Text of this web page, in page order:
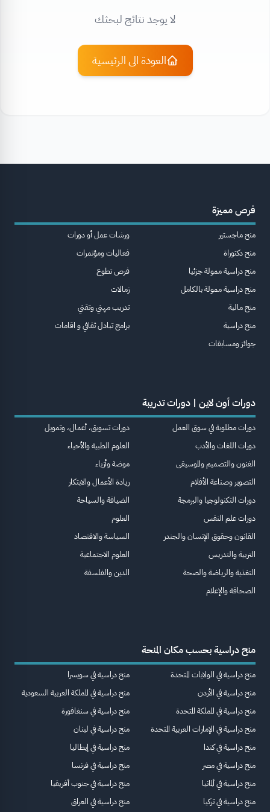
لا يوجد نتائج لبحثك
العودة الى الرئيسية
فرص مميزة
منح ماجستير
منح دكتوراة
منح دراسية ممولة جزئيا
منح دراسية ممولة بالكامل
منح مالية
منح دراسية
جوائز ومسابقات
ورشات عمل أو دورات
فعاليات ومؤتمرات
فرص تطوع
زمالات
تدريب مهني وتقني
برامج تبادل ثقافي و اقامات
دورات أون لاين | دورات تدريبة
دورات مطلوبة في سوق العمل
دورات اللغات والأدب
الفنون والتصميم والموسيقى
التصوير وصناعة الأفلام
دورات التكنولوجيا والبرمجة
دورات علم النفس
القانون وحقوق الإنسان والجندر
التربية والتدريس
التغذية والرياضة والصحة
الصحافة والإعلام
دورات تسويق، أعمال، وتمويل
العلوم الطبية والأحياء
موضة وأزياء
ريادة الأعمال والابتكار
الضيافة والسياحة
العلوم
السياسة والاقتصاد
العلوم الاجتماعية
الدين والفلسفة
منح دراسية بحسب مكان المنحة
منح دراسية في الولايات المتحدة
منح دراسية في الأردن
منح دراسية في المملكة المتحدة
منح دراسية في الإمارات العربية المتحدة
منح دراسية في كندا
منح دراسية في مصر
منح دراسية في ألمانيا
منح دراسية في تركيا
منح دراسية في سويسرا
منح دراسية في المملكة العربية السعودية
منح دراسية في سنغافورة
منح دراسية في لبنان
منح دراسية في إيطاليا
منح دراسية في فرنسا
منح دراسية في جنوب أفريقيا
منح دراسية في العراق